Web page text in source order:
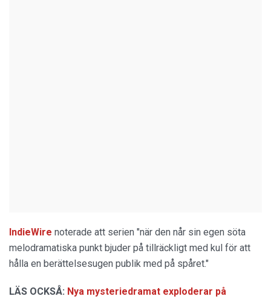
IndieWire noterade att serien "när den når sin egen söta
melodramatiska punkt bjuder på tillräckligt med kul för att
hålla en berättelsesugen publik med på spåret."
LÄS OCKSÅ: Nya mysteriedramat exploderar på